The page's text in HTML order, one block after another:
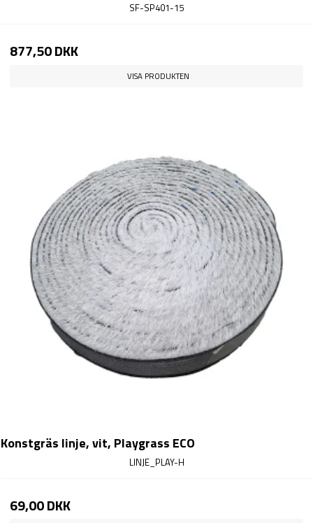
SF-SP401-15
877,50 DKK
VISA PRODUKTEN
Konstgräs linje, vit, Playgrass ECO
LINJE_PLAY-H
69,00 DKK